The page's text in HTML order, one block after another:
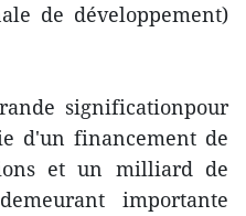
de développement)
significationpour
d'un financement de
et un milliard de
importante